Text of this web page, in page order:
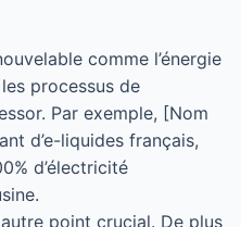
comme l’énergie
processus de
Par exemple, [Nom
d’e-liquides français,
d’électricité
point crucial. De plus